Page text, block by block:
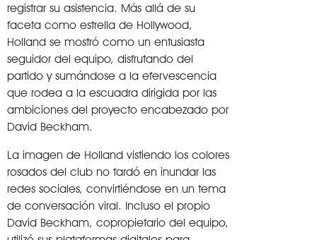
registrar su asistencia. Más allá de su
faceta como estrella de Hollywood,
Holland se mostró como un entusiasta
seguidor del equipo, disfrutando del
partido y sumándose a la efervescencia
que rodea a la escuadra dirigida por las
ambiciones del proyecto encabezado por
David Beckham.
La imagen de Holland vistiendo los colores
rosados del club no tardó en inundar las
redes sociales, convirtiéndose en un tema
de conversación viral. Incluso el propio
David Beckham, copropietario del equipo,